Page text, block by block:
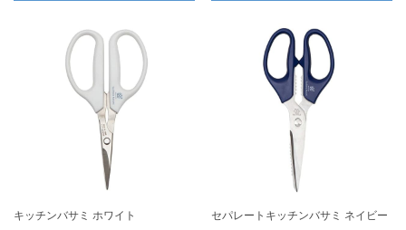
キッチンバサミ ホワイト セパレートキッチンバサミ ネイビー